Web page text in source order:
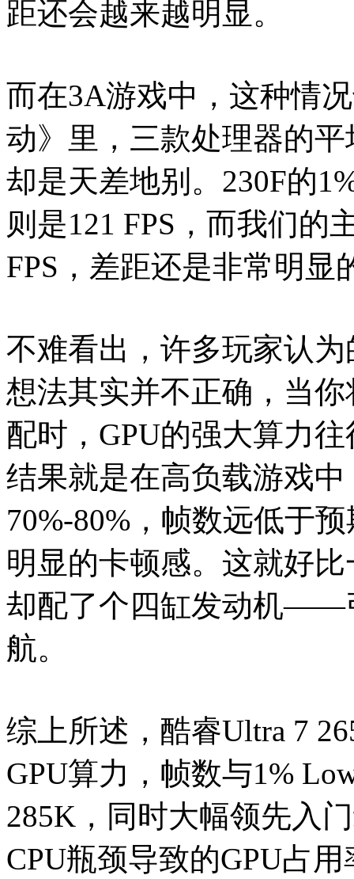
距还会越来越明显。
而在3A游戏中，这种情
动》里，三款处理器的
却是天差地别。230F的
则是121 FPS，而我们的
FPS，差距还是非常明显
不难看出，许多玩家认为
想法其实并不正确，当
配时，GPU的强大算力
结果就是在高负载游戏
70%-80%，帧数远低于
明显的卡顿感。这就好
却配了个四缸发动机——
航。
综上所述，酷睿Ultra 7
GPU算力，帧数与1%
285K，同时大幅领先入
CPU瓶颈导致的GPU占